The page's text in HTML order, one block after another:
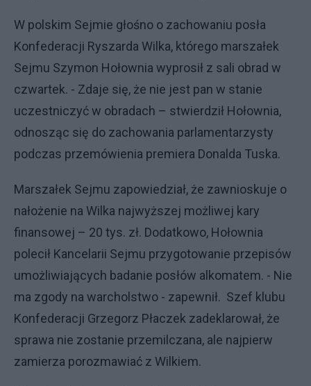
W polskim Sejmie głośno o zachowaniu posła
Konfederacji Ryszarda Wilka, którego marszałek
Sejmu Szymon Hołownia wyprosił z sali obrad w
czwartek. - Zdaje się, że nie jest pan w stanie
uczestniczyć w obradach – stwierdził Hołownia,
odnosząc się do zachowania parlamentarzysty
podczas przemówienia premiera Donalda Tuska.
Marszałek Sejmu zapowiedział, że zawnioskuje o
nałożenie na Wilka najwyższej możliwej kary
finansowej – 20 tys. zł. Dodatkowo, Hołownia
polecił Kancelarii Sejmu przygotowanie przepisów
umożliwiających badanie posłów alkomatem. - Nie
ma zgody na warcholstwo - zapewnił. Szef klubu
Konfederacji Grzegorz Płaczek zadeklarował, że
sprawa nie zostanie przemilczana, ale najpierw
zamierza porozmawiać z Wilkiem.